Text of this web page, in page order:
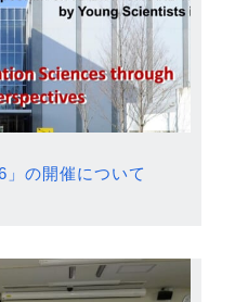
の開催について